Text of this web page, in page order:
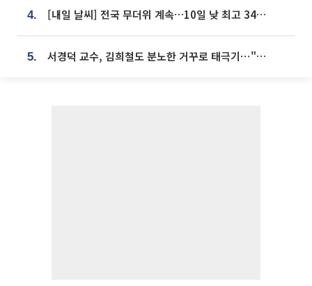
4. [내일 날씨] 전국 무더위 계속…10일 낮 최고 34도 육박
5. 서경덕 교수, 김희철도 분노한 거꾸로 태극기⋯"엉터리는 아냐, 아쉬울 뿐"